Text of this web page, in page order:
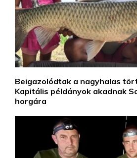
Beigazolódtak a nagyhalas
Kapitális példányok akadnak
horgára